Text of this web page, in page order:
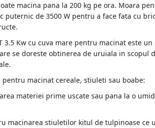
macina pana la 200 kg pe ora. Moara
puternic de 3500 W pentru a face fata cu
3.5 Kw cu cuva mare pentru macinat este un
se doreste obtinerea de uruiala in scopul
macinat cereale, stiuleti sau boabe:
materiei prime uscate sau pana la o
macinarea stiuletilor kitul de tulpinoase ce